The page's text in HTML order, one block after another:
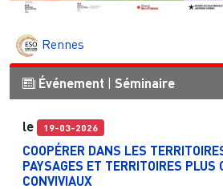
Rennes
Événement Séminaire
le 19-03-2026
COOPÉRER DANS LES
PAYSAGES ET TERRITOIRES PLUS
CONVIVIAUX